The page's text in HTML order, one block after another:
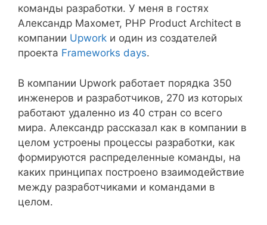
команды разработки. У меня в гостях
Александр Махомет, PHP Product Architect в
компании Upwork и один из создателей
проекта Frameworks days.
В компании Upwork работает порядка 350
инженеров и разработчиков, 270 из которых
работают удаленно из 40 стран со всего
мира. Александр рассказал как в компании в
целом устроены процессы разработки, как
формируются распределенные команды, на
каких принципах построено взаимодействие
между разработчиками и командами в
целом.